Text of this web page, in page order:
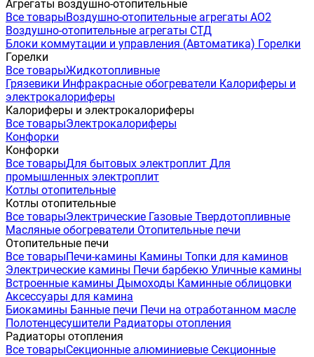
Агрегаты воздушно-отопительные
Все товарыВоздушно-отопительные агрегаты АО2
Воздушно-отопительные агрегаты СТД
Блоки коммутации и управления (Автоматика) Горелки
Горелки
Все товарыЖидкотопливные
Грязевики Инфракрасные обогреватели Калориферы и
электрокалориферы
Калориферы и электрокалориферы
Все товарыЭлектрокалориферы
Конфорки
Конфорки
Все товарыДля бытовых электроплит Для
промышленных электроплит
Котлы отопительные
Котлы отопительные
Все товарыЭлектрические Газовые Твердотопливные
Масляные обогреватели Отопительные печи
Отопительные печи
Все товарыПечи-камины Камины Топки для каминов
Электрические камины Печи барбекю Уличные камины
Встроенные камины Дымоходы Каминные облицовки
Аксессуары для камина
Биокамины Банные печи Печи на отработанном масле
Полотенцесушители Радиаторы отопления
Радиаторы отопления
Все товарыСекционные алюминиевые Секционные